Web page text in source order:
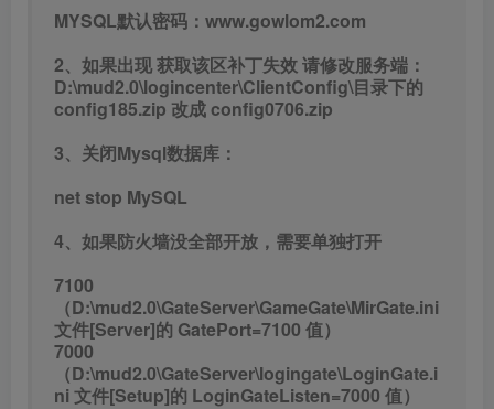
MYSQL默认密码：www.gowlom2.com
2、如果出现 获取该区补丁失效 请修改服务端：
D:\mud2.0\logincenter\ClientConfig\目录下的
config185.zip 改成 config0706.zip
3、关闭Mysql数据库：
net stop MySQL
4、如果防火墙没全部开放，需要单独打开
7100
（D:\mud2.0\GateServer\GameGate\MirGate.ini
文件[Server]的 GatePort=7100 值）
7000
（D:\mud2.0\GateServer\logingate\LoginGate.i
ni 文件[Setup]的 LoginGateListen=7000 值）